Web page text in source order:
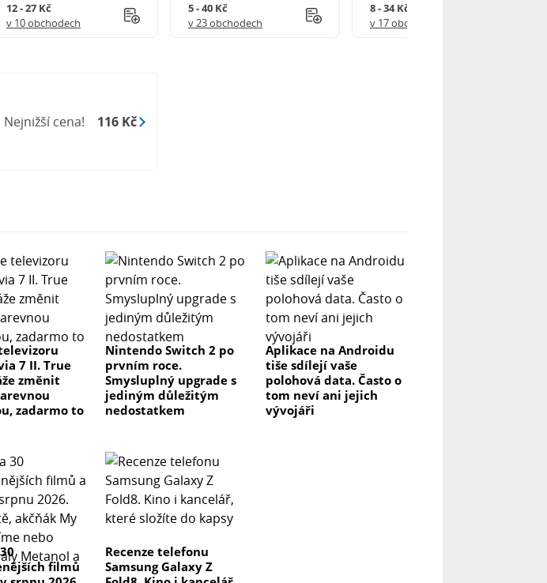
12 - 27 Kč
v 10 obchodech
5 - 40 Kč
v 23 obchodech
8 - 34 Kč
v 17 obchodech
Nejnižší cena! 116 Kč
7 II. True
změnit
zadarmo to
Nintendo Switch 2 po
prvním roce.
Smysluplný upgrade s
jediným důležitým
nedostatkem
Aplikace na Androidu
tiše sdílejí vaše
polohová data. Často o
tom neví ani jejich
vývojáři
filmů
Recenze telefonu
Samsung Galaxy Z